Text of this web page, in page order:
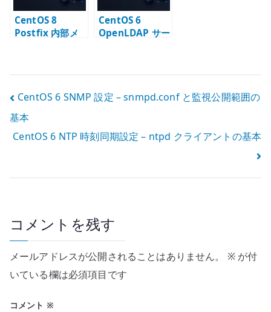
CentOS 8
Postfix 内部メ
smtps の設計
CentOS 6
OpenLDAP サー
クトリの基本
投
稿
ナ
ビ
ー
シ
ョ
ン
CentOS 6 SNMP 設定 – snmpd.conf と監視公開範囲の
基本
CentOS 6 NTP 時刻同期設定 – ntpd クライアントの基本
コメントを残す
メールアドレスが公開されることはありません。 ※が付
いている欄は必須項目です
コメント ※